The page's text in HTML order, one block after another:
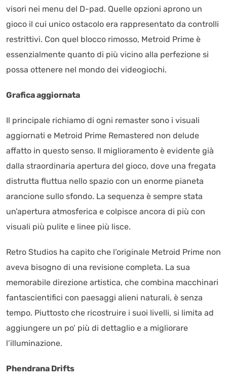
visori nei menu del D-pad. Quelle opzioni aprono un
gioco il cui unico ostacolo era rappresentato da controlli
restrittivi. Con quel blocco rimosso, Metroid Prime è
essenzialmente quanto di più vicino alla perfezione si
possa ottenere nel mondo dei videogiochi.
Grafica aggiornata
Il principale richiamo di ogni remaster sono i visuali
aggiornati e Metroid Prime Remastered non delude
affatto in questo senso. Il miglioramento è evidente già
dalla straordinaria apertura del gioco, dove una fregata
distrutta fluttua nello spazio con un enorme pianeta
arancione sullo sfondo. La sequenza è sempre stata
un’apertura atmosferica e colpisce ancora di più con
visuali più pulite e linee più lisce.
Retro Studios ha capito che l’originale Metroid Prime non
aveva bisogno di una revisione completa. La sua
memorabile direzione artistica, che combina macchinari
fantascientifici con paesaggi alieni naturali, è senza
tempo. Piuttosto che ricostruire i suoi livelli, si limita ad
aggiungere un po’ più di dettaglio e a migliorare
l’illuminazione.
Phendrana Drifts